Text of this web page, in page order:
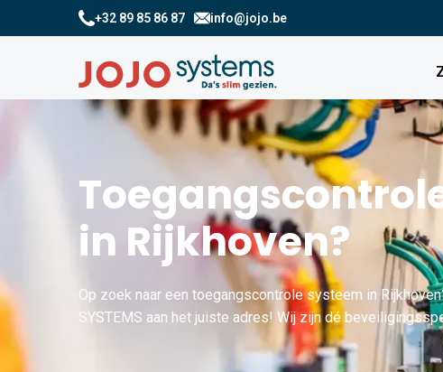
+32 89 85 86 87 info@jojo.be
in Rijkhoven?
Op zoek naar een toegangscontrole systeem in
SYSTEMS aan het juiste adres! Wij zijn dé